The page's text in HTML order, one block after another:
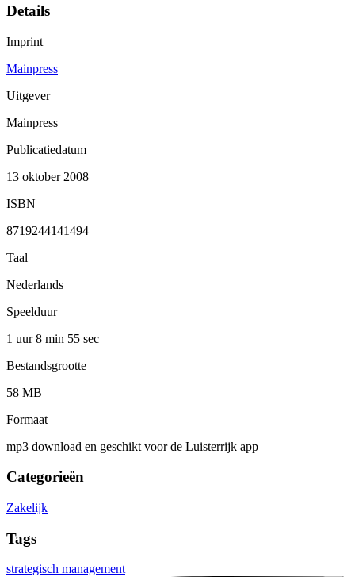
Details
Imprint
Mainpress
Uitgever
Mainpress
Publicatiedatum
13 oktober 2008
ISBN
8719244141494
Taal
Nederlands
Speelduur
1 uur 8 min 55 sec
Bestandsgrootte
58 MB
Formaat
mp3 download en geschikt voor de Luisterrijk app
Categorieën
Zakelijk
Tags
strategisch management